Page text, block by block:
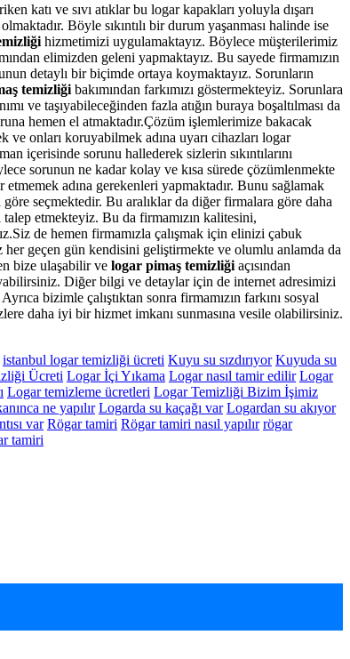
katı ve sıvı atıklar bu logar kapakları yoluyla dışarı
Böyle sıkıntılı bir durum yaşanması halinde ise
hizmetimizi uygulamaktayız. Böylece müşterilerimiz
elimizden geleni yapmaktayız. Bu sayede firmamızın
detaylı bir biçimde ortaya koymaktayız. Sorunların
temizliği bakımından farkımızı göstermekteyiz. Sorunlara
ve taşıyabileceğinden fazla atığın buraya boşaltılması da
hemen el atmaktadır.Çözüm işlemlerimize bakacak
onları koruyabilmek adına uyarı cihazları logar
içerisinde sorunu hallederek sizlerin sıkıntılarını
sorunun ne kadar kolay ve kısa sürede çözümlenmekte
adına gerekenleri yapmaktadır. Bunu sağlamak
seçmektedir. Bu aralıklar da diğer firmalara göre daha
etmekteyiz. Bu da firmamızın kalitesini,
de hemen firmamızla çalışmak için elinizi çabuk
her geçen gün kendisini geliştirmekte ve olumlu anlamda da
bize ulaşabilir ve logar pimaş temizliği açısından
Diğer bilgi ve detaylar için de internet adresimizi
bizimle çalıştıktan sonra firmamızın farkını sosyal
daha iyi bir hizmet imkanı sunmasına vesile olabilirsiniz.
istanbul logar temizliği ücreti Kuyu su sızdırıyor Kuyuda su
Ücreti Logar İçi Yıkama Logar nasıl tamir edilir Logar
Logar temizleme ücretleri Logar Temizliği Bizim İşimiz
ne yapılır Logarda su kaçağı var Logardan su akıyor
var Rögar tamiri Rögar tamiri nasıl yapılır rögar
tamiri